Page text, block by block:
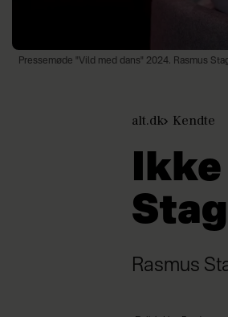
Pressemøde "Vild med dans" 2024. Rasmus
alt.dk Kendte
Ikke
Rasmus